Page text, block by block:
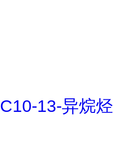
C10-13-异烷烃